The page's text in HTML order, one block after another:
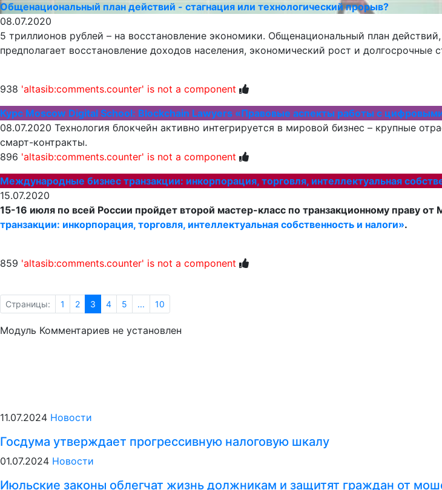
Общенациональный план действий - стагнация или технологический прорыв?
08.07.2020
5 триллионов рублей – на восстановление экономики. Общенациональный план
предполагает восстановление доходов населения, экономический рост и долгосрочные
938 'altasib:comments.counter' is not a component
Курс Moscow Digital School: Blockchain Lawyers «Правовые аспекты работы с
08.07.2020 Технология блокчейн активно интегрируется в мировой бизнес – крупные
смарт-контракты.
896 'altasib:comments.counter' is not a component
Международные бизнес транзакции: инкорпорация, торговля, интеллектуальная
15.07.2020
15-16 июля по всей России пройдет второй мастер-класс по транзакционному праву от
транзакции: инкорпорация, торговля, интеллектуальная собственность и налоги».
859 'altasib:comments.counter' is not a component
Страницы: 1 2 3 4 5 ... 10
Модуль Комментариев не установлен
11.07.2024 Новости
Госдума утверждает прогрессивную налоговую шкалу
01.07.2024 Новости
Июльские законы облегчат жизнь должникам и защитят граждан от